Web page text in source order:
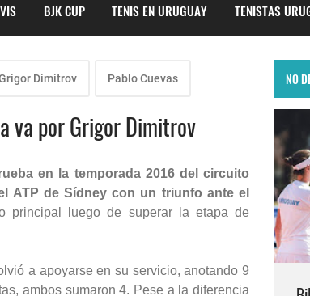
BJK CUP TENIS EN URUGUAY TENISTAS
Dimitrov Pablo Cuevas
va por Grigor Dimitrov
en la temporada 2016 del circuito
ATP de Sídney con un triunfo ante el
principal luego de superar la etapa de
a apoyarse en su servicio, anotando 9
ambos sumaron 4. Pese a la diferencia
NO